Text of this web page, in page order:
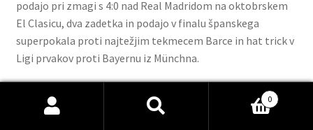
podajo pri zmagi s 4:0 nad Real Madridom na oktobrskem
El Clasicu, dva zadetka in podajo v finalu španskega
superpokala proti najtežjim tekmecem Barce in hat trick v
Ligi prvakov proti Bayernu iz Münchna.
Zadnji igralec Barcelone, ki je osvojil zlato žogo, je bil
otroski nogometni dres
Lionel Messi leta 2019, čeprav je
0